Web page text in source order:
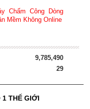
Chấm Công Dòng
Mềm Không Online
9,785,490
29
1 THẾ GIỚI